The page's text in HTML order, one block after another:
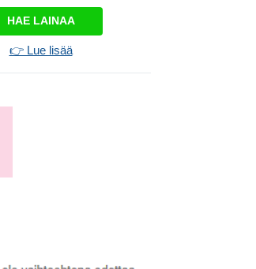
HAE LAINAA
👉 Lue lisää